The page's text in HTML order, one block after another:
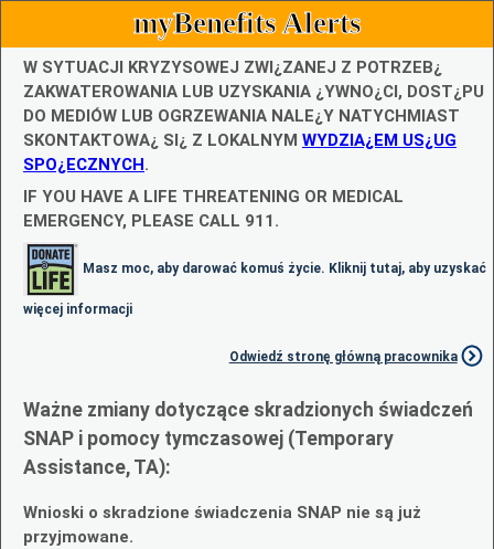
myBenefits Alerts
W SYTUACJI KRYZYSOWEJ ZWI¿ZANEJ Z POTRZEB¿
ZAKWATEROWANIA LUB UZYSKANIA ¿YWNO¿CI, DOST¿PU
DO MEDIÓW LUB OGRZEWANIA NALE¿Y NATYCHMIAST
SKONTAKTOWA¿ SI¿ Z LOKALNYM WYDZIA¿EM US¿UG
SPO¿ECZNYCH.
IF YOU HAVE A LIFE THREATENING OR MEDICAL
EMERGENCY, PLEASE CALL 911.
Masz moc, aby darować komuś życie. Kliknij tutaj, aby uzyskać
więcej informacji
Odwiedź stronę główną pracownika
Ważne zmiany dotyczące skradzionych świadczeń
SNAP i pomocy tymczasowej (Temporary
Assistance, TA):
Wnioski o skradzione świadczenia SNAP nie są już
przyjmowane.